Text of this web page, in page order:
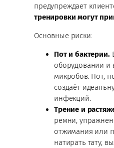
предупреждает
тренировки могут
Основные риски:
Пот и бактерии.
оборудовании и
микробов. Пот,
создаёт
инфекций.
Трение и
ремни,
отжимания или
натирать тату,